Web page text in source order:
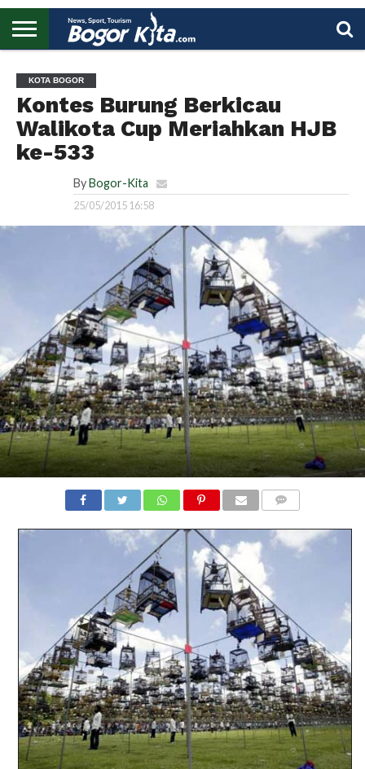
UTAMA
KOTA BOGOR
Kontes Burung Berkicau
Walikota Cup Meriahkan HJB
ke-533
By Bogor-Kita
25/05/2015 16:58